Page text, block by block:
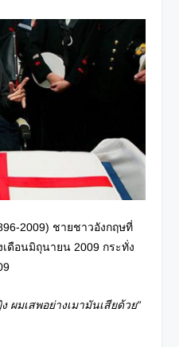
2009) ชายชาวอังกฤษที่
ดือนมิถุนายน 2009 กระทั่ง
ผมเสพอย่างเมามันเสียด้วย”